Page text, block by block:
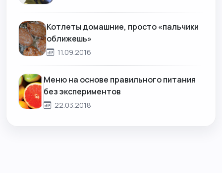
Котлеты домашние, просто «пальчики
оближешь»
11.09.2016
Меню на основе правильного питания
без экспериментов
22.03.2018